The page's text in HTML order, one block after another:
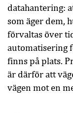
datahantering:
som äger dem,
förvaltas över
automatisering
finns på plats.
är därför att
vägen mot en